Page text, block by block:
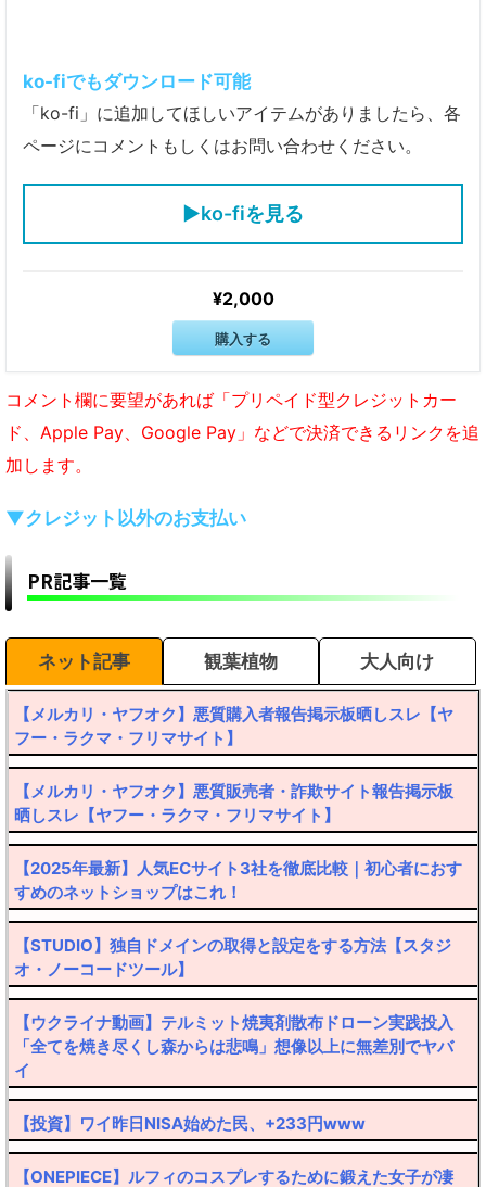
ko-fiでもダウンロード可能
「ko-fi」に追加してほしいアイテムがありましたら、各
ページにコメントもしくはお問い合わせください。
▶ko-fiを見る
¥2,000
購入する
コメント欄に要望があれば「プリペイド型クレジットカー
ド、Apple Pay、Google Pay」などで決済できるリンクを追
加します。
▼クレジット以外のお支払い
PR記事一覧
ネット記事 観葉植物 大人向け
【メルカリ・ヤフオク】悪質購入者報告掲示板晒しスレ【ヤ
フー・ラクマ・フリマサイト】
【メルカリ・ヤフオク】悪質販売者・詐欺サイト報告掲示板
晒しスレ【ヤフー・ラクマ・フリマサイト】
【2025年最新】人気ECサイト3社を徹底比較｜初心者におす
すめのネットショップはこれ！
【STUDIO】独自ドメインの取得と設定をする方法【スタジ
オ・ノーコードツール】
【ウクライナ動画】テルミット焼夷剤散布ドローン実践投入
「全てを焼き尽くし森からは悲鳴」想像以上に無差別でヤバ
イ
【投資】ワイ昨日NISA始めた民、+233円www
【ONEPIECE】ルフィのコスプレするために鍛えた女子が凄